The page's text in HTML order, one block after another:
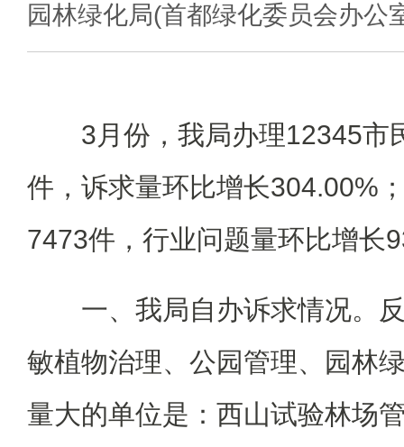
园林绿化局(首都绿化委员会办公
3月份，我局办理12345市
件，诉求量环比增长304.00%
7473件，行业问题量环比增长
一、我局自办诉求情况。
敏植物治理、公园管理、园林
量大的单位是：西山试验林场